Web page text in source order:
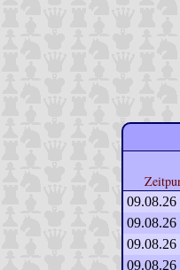
09.08.26
09.08.26
09.08.26
09.08.26